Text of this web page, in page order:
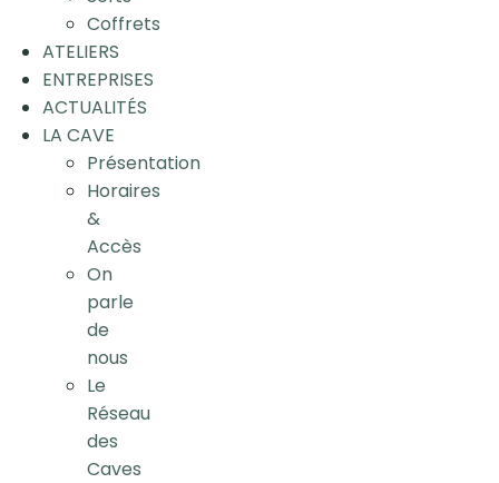
Coffrets
ATELIERS
ENTREPRISES
ACTUALITÉS
LA CAVE
Présentation
Horaires
&
Accès
On
parle
de
nous
Le
Réseau
des
Caves